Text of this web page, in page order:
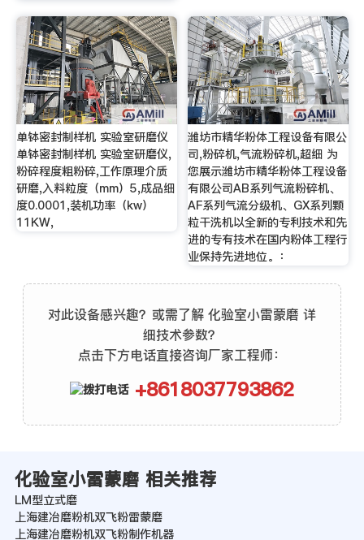
单钵密封制样机 实验室研磨仪
单钵密封制样机 实验室研磨仪,
粉碎程度粗粉碎,工作原理介质
研磨,入料粒度（mm）5,成品细
度0.0001,装机功率（kw）
11KW,
潍坊市精华粉体工程设备有限公
司,粉碎机,气流粉碎机,超细 为
您展示潍坊市精华粉体工程设备
有限公司AB系列气流粉碎机、
AF系列气流分级机、GX系列颗
粒干洗机以全新的专利技术和先
进的专有技术在国内粉体工程行
业保持先进地位。：
对此设备感兴趣？或需了解 化验室小雷蒙磨 详
细技术参数？
点击下方电话直接咨询厂家工程师：
+8618037793862
化验室小雷蒙磨 相关推荐
LM型立式磨
上海建冶磨粉机双飞粉雷蒙磨
上海建冶磨粉机双飞粉制作机器